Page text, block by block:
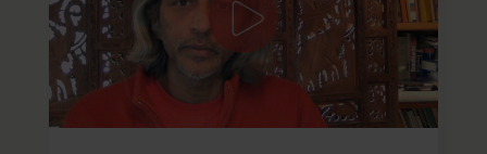
Yogapraxis im Bezug auf Patanjalis "Yoga Sutra".